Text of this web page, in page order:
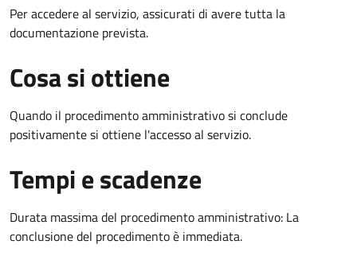
Per accedere al servizio, assicurati di avere tutta la
documentazione prevista.
Cosa si ottiene
Quando il procedimento amministrativo si conclude
positivamente si ottiene l'accesso al servizio.
Tempi e scadenze
Durata massima del procedimento amministrativo: La
conclusione del procedimento è immediata.